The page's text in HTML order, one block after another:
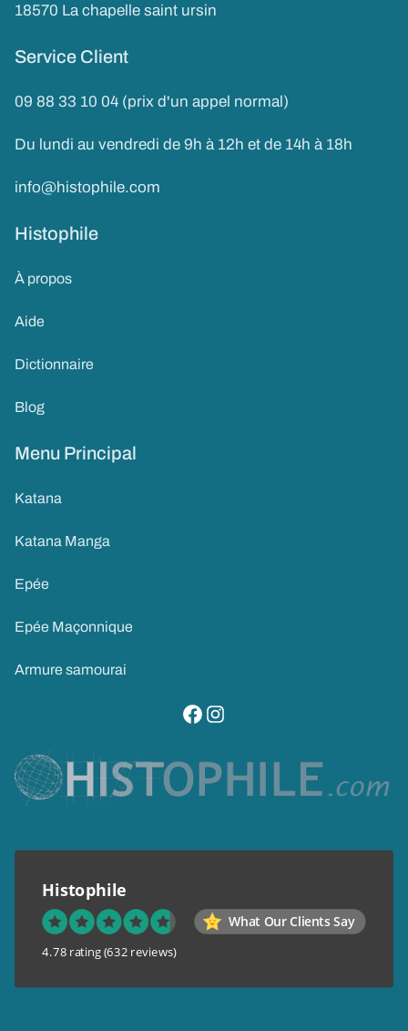
18570 La chapelle saint ursin
Service Client
09 88 33 10 04 (prix d'un appel normal)
Du lundi au vendredi de 9h à 12h et de 14h à 18h
info@histophile.com
Histophile
À propos
Aide
Dictionnaire
Blog
Menu Principal
Katana
Katana Manga
Epée
Epée Maçonnique
Armure samourai
visitez notre page facebook
suivez notre compte instagram
Histophile
What Our Clients Say
4.78 rating (632 reviews)